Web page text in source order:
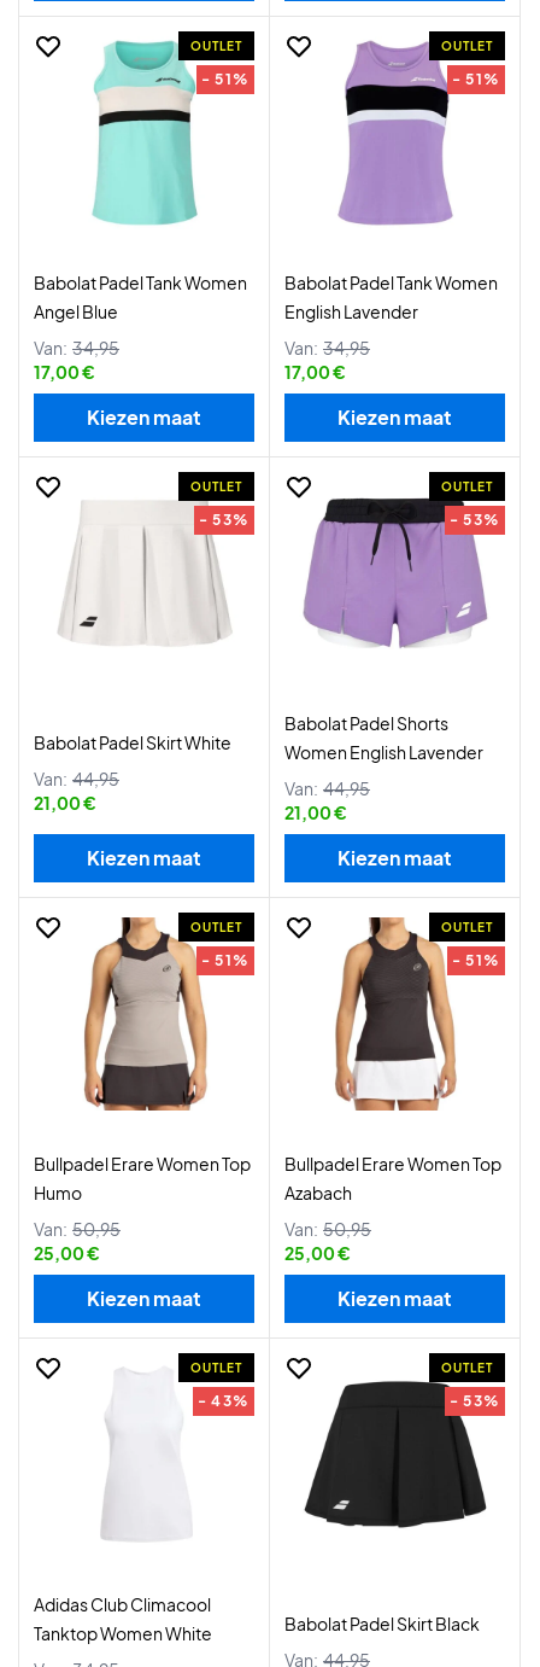
OUTLET
- 51%
Babolat Padel Tank Women
Angel Blue
Van: 34,95
17,00 €
Kiezen maat
OUTLET
- 51%
Babolat Padel Tank Women
English Lavender
Van: 34,95
17,00 €
Kiezen maat
OUTLET
- 53%
Babolat Padel Skirt White
Van: 44,95
21,00 €
Kiezen maat
OUTLET
- 53%
Babolat Padel Shorts
Women English Lavender
Van: 44,95
21,00 €
Kiezen maat
OUTLET
- 51%
Bullpadel Erare Women Top
Humo
Van: 50,95
25,00 €
Kiezen maat
OUTLET
- 51%
Bullpadel Erare Women Top
Azabach
Van: 50,95
25,00 €
Kiezen maat
OUTLET
- 43%
Adidas Club Climacool
Tanktop Women White
OUTLET
- 53%
Babolat Padel Skirt Black
Van: 44,95